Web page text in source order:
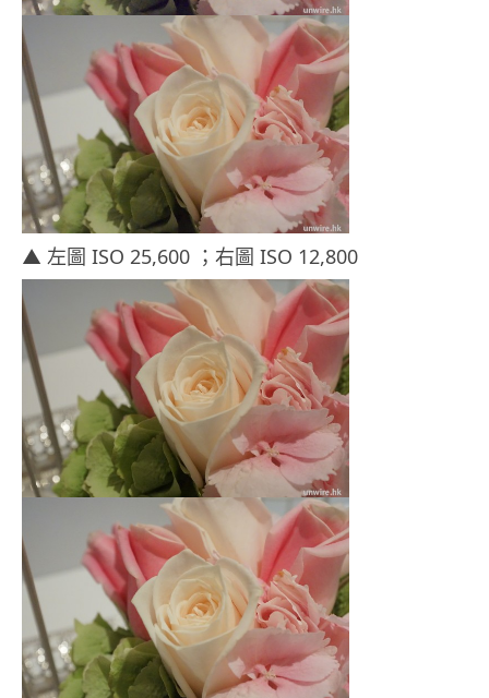
▲ 左圖 ISO 25,600 ；右圖 ISO 12,800